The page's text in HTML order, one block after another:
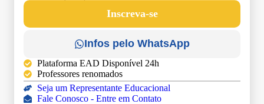
Inscreva-se
Infos pelo WhatsApp
Plataforma EAD Disponível 24h
Professores renomados
Seja um Representante Educacional
Fale Conosco - Entre em Contato